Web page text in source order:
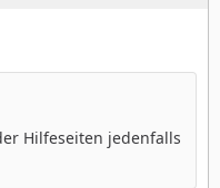
Hilfeseiten jedenfalls